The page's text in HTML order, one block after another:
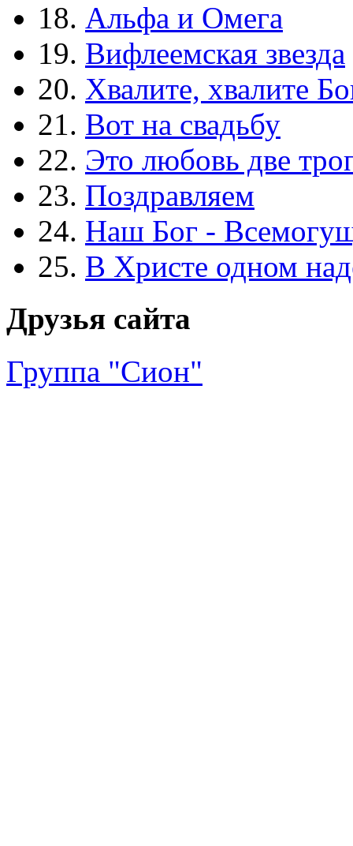
18. Альфа и Омега
19. Вифлеемская звезда
20. Хвалите, хвалите
21. Вот на свадьбу
22. Это любовь две
23. Поздравляем
24. Наш Бог -
25. В Христе одном
Друзья сайта
Группа "Сион"